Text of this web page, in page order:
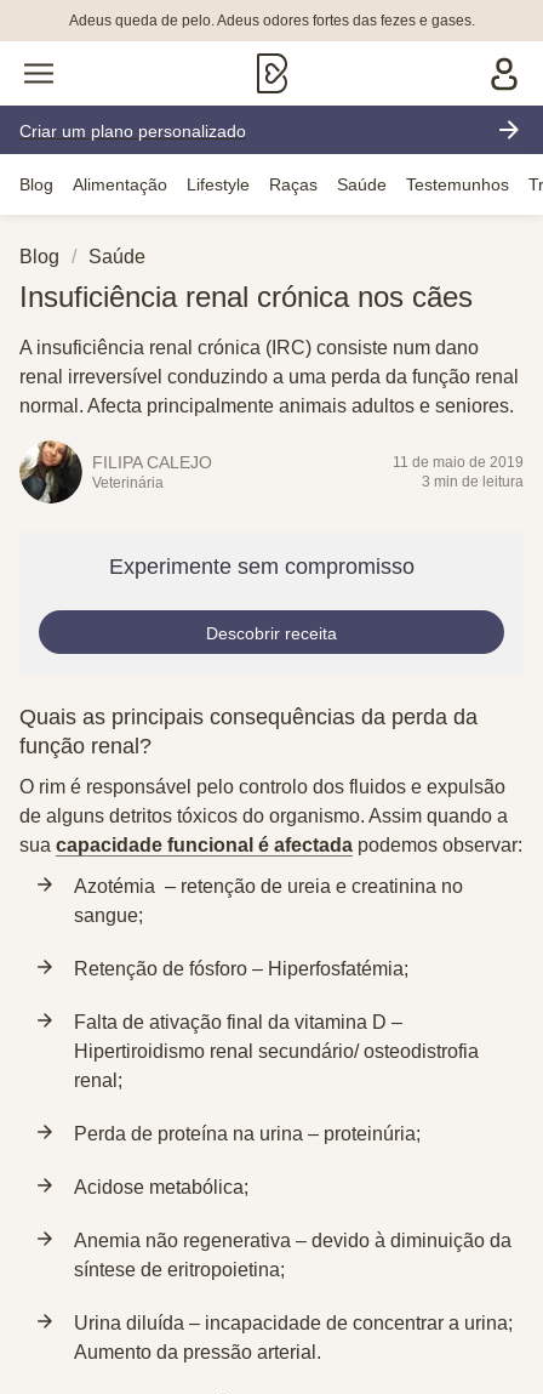
Adeus queda de pelo. Adeus odores fortes das fezes e gases.
Criar um plano personalizado
Blog Alimentação Lifestyle Raças Saúde Testemunhos
Blog Saúde
Insuficiência renal crónica nos cães
A insuficiência renal crónica (IRC) consiste num dano
renal irreversível conduzindo a uma perda da função renal
normal. Afecta principalmente animais adultos e seniores.
FILIPA CALEJO
Veterinária
11 de maio de 2019
3 min de leitura
Experimente sem compromisso
Descobrir receita
Quais as principais consequências da perda da
função renal?
O rim é responsável pelo controlo dos fluidos e expulsão
de alguns detritos tóxicos do organismo. Assim quando a
sua capacidade funcional é afectada podemos observar:
Azotémia – retenção de ureia e creatinina no
sangue;
Retenção de fósforo – Hiperfosfatémia;
Falta de ativação final da vitamina D –
Hipertiroidismo renal secundário/ osteodistrofia
renal;
Perda de proteína na urina – proteinúria;
Acidose metabólica;
Anemia não regenerativa – devido à diminuição da
síntese de eritropoietina;
Urina diluída – incapacidade de concentrar a urina;
Aumento da pressão arterial.